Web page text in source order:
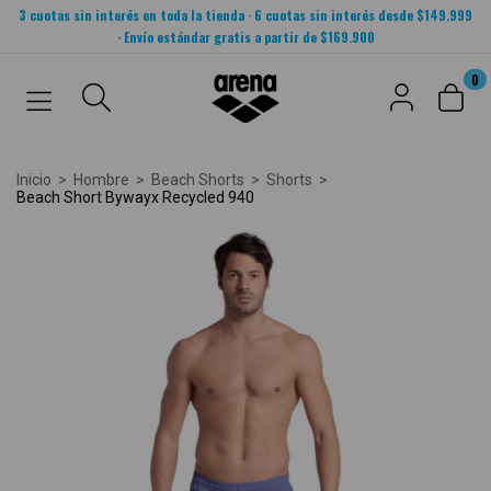
3 cuotas sin interés en toda la tienda · 6 cuotas sin interés desde $149.999
· Envío estándar gratis a partir de $169.900
0
Inicio > Hombre > Beach Shorts > Shorts >
Beach Short Bywayx Recycled 940